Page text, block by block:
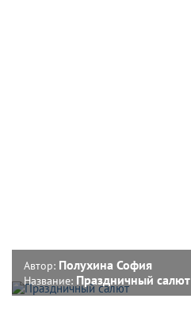
Автор: Полухина София
Название: Праздничный салют